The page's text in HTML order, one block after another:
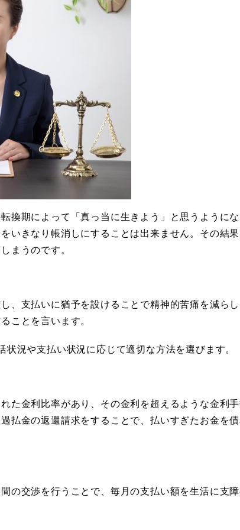
換期によって「真っ当に生きよう」と思うように
いきなり帳消しにすることは出来ません。その結
まうのです。
、支払いに猶予を設けることで精神的苦痛を減ら
ことを言います。
況や支払い状況に応じて適切な方法を選びます。
た金利比率があり、その金利を超えるような金利
払金の返還請求をすることで、払いすぎたお金を
の交渉を行うことで、毎月の支払い額を生活に支